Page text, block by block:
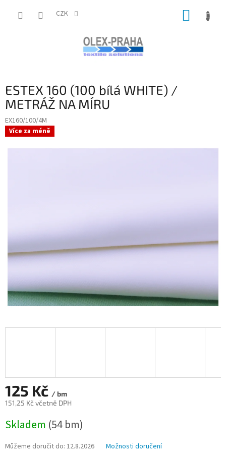
CZK
ESTEX 160 (100 bílá WHITE) /
METRÁŽ NA MÍRU
EX160/100/4M
Více za méně
125 Kč / bm
151,25 Kč včetně DPH
cena:
Skladem (54 bm)
Můžeme doručit do: 12.8.2026 Možnosti doručení